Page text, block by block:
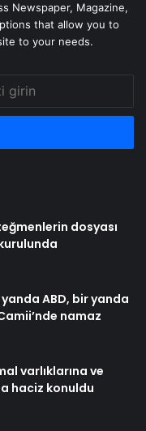
Newspaper, Magazine,
that allow you to
to your needs.
dosyası
ABD, bir yanda
namaz
varlıklarına ve
haciz konuldu